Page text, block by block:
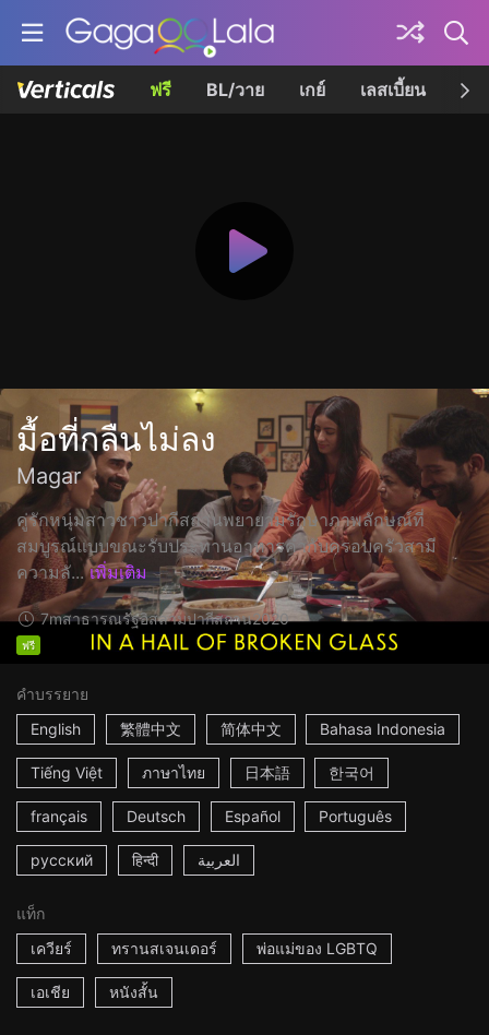
ฟรี BL/วาย เกย์ เลสเบี้ยน เค
มื้อที่กลืนไม่ลง
Magar
คู่รักหนุ่มสาวชาวปากีสถานพยายามรักษาภาพลักษณ์ที่
สมบูรณ์แบบขณะรับประทานอาหารค่ำกับครอบครัวสามี
ความลั... เพิ่มเติม
7mสาธารณรัฐอิสลามปากีสถาน2020
ฟรี
คำบรรยาย
English
繁體中文 简体中文 Bahasa Indonesia
Tiếng Việt ภาษาไทย 日本語 한국어
français Deutsch Español Português
русский हिन्दी العربية
แท็ก
เควียร์
ทรานสเจนเดอร์ พ่อแม่ของ LGBTQ
เอเชีย หนังสั้น